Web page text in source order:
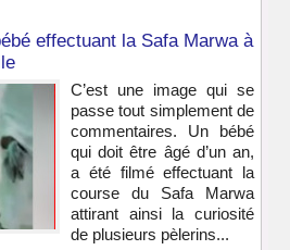
effectuant la Safa Marwa à
C’est une image qui se
passe tout simplement de
commentaires. Un bébé
qui doit être âgé d’un an,
a été filmé effectuant la
course du Safa Marwa
attirant ainsi la curiosité
de plusieurs pèlerins...